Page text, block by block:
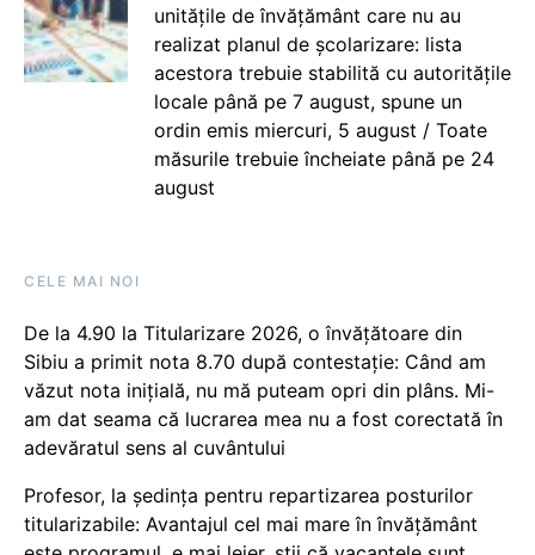
unitățile de învățământ care nu au
realizat planul de școlarizare: lista
acestora trebuie stabilită cu autoritățile
locale până pe 7 august, spune un
ordin emis miercuri, 5 august / Toate
măsurile trebuie încheiate până pe 24
august
CELE MAI NOI
De la 4.90 la Titularizare 2026, o învățătoare din
Sibiu a primit nota 8.70 după contestație: Când am
văzut nota inițială, nu mă puteam opri din plâns. Mi-
am dat seama că lucrarea mea nu a fost corectată în
adevăratul sens al cuvântului
Profesor, la ședința pentru repartizarea posturilor
titularizabile: Avantajul cel mai mare în învățământ